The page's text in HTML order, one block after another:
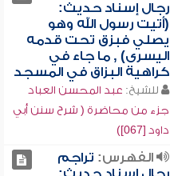
رجال إسناد حديث:
(أتيت رسول الله وهو
يصلي فبزق تحت قدمه
اليسرى) , ما جاء في
كراهية البزاق في المسجد
للشيخ: عبد المحسن العباد
جزء من محاضرة ( شرح سنن أبي
داود [067])
الفهرس: تراجم